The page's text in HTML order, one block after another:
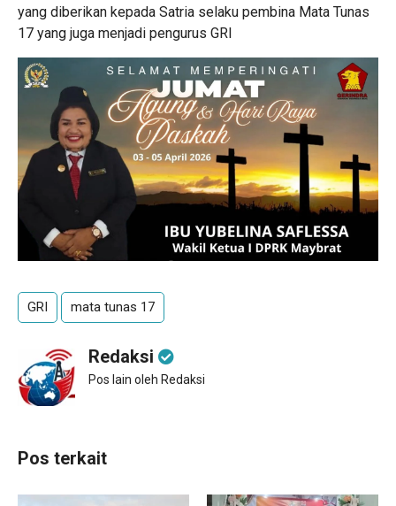
yang diberikan kepada Satria selaku pembina Mata Tunas
17 yang juga menjadi pengurus GRI
GRI mata tunas 17
Redaksi
Pos lain oleh Redaksi
Pos terkait